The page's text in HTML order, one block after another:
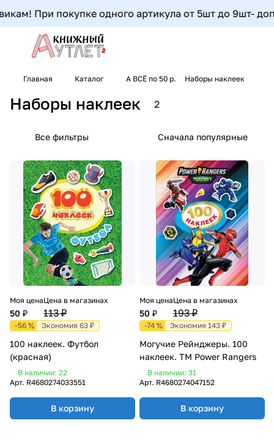
При покупке одного артикула от 5шт до 9шт-
Главная Каталог А ВСЁ по 50 р. Наборы наклеек
Наборы наклеек 2
Все фильтры Сначала популярные
Моя цена
50 ₽
Цена в магазинах
113 ₽
-56 % Экономия 63 ₽
100 наклеек. Футбол
(красная)
В наличии: 22
Арт. R4680274033551
В корзину
Моя цена
50 ₽
Цена в магазинах
193 ₽
-74 % Экономия 143 ₽
Могучие Рейнджеры. 100
наклеек. TM Power Rangers
В наличии: 31
Арт. R4680274047152
В корзину